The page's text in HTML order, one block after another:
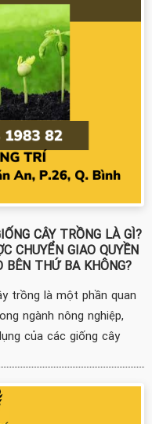
CÂY TRỒNG LÀ GÌ?
CHUYỂN GIAO QUYỀN
BÊN THỨ BA KHÔNG?
trồng là một phần quan
ngành nông nghiệp,
của các giống cây